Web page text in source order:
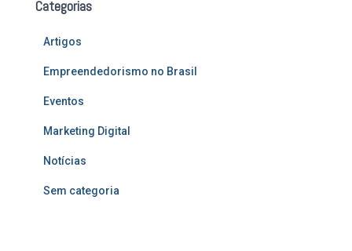
Categorias
Artigos
Empreendedorismo no Brasil
Eventos
Marketing Digital
Notícias
Sem categoria